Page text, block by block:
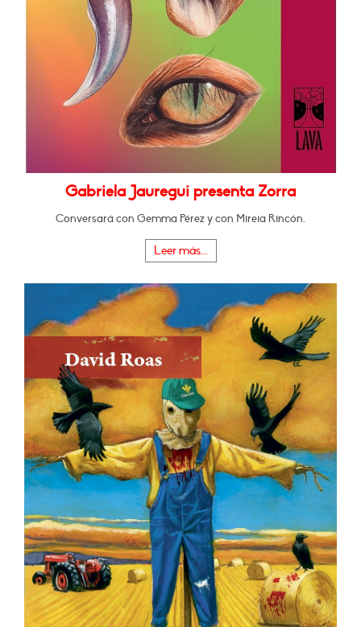
Gabriela Jauregui presenta Zorra
Conversará con Gemma Pérez y con Mireia Rincón.
Leer más...